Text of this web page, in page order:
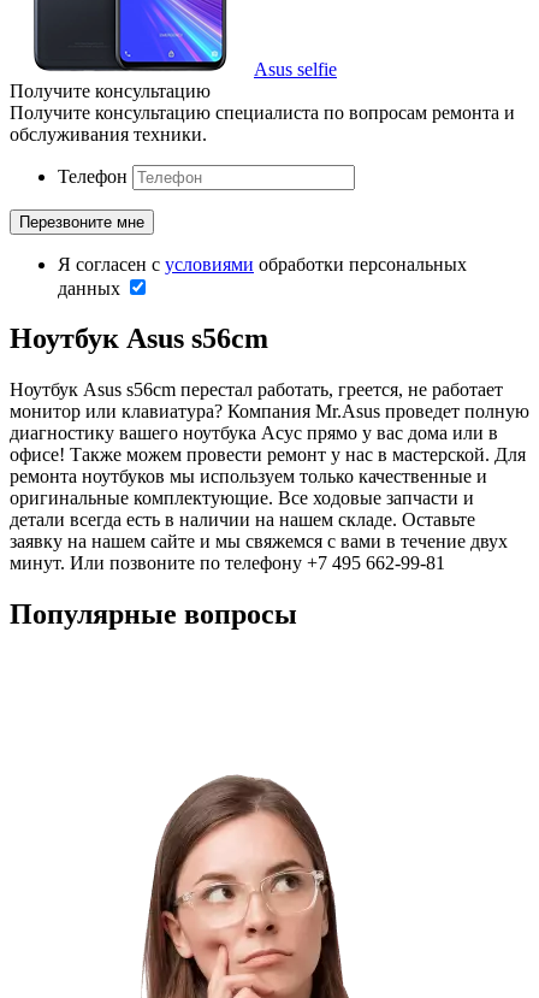
Asus selfie
Получите консультацию
Получите консультацию специалиста по вопросам ремонта и
обслуживания техники.
Телефон
Я согласен с условиями обработки персональных
данных
Ноутбук Asus s56cm
Ноутбук Asus s56cm перестал работать, греется, не работает
монитор или клавиатура? Компания Mr.Asus проведет полную
диагностику вашего ноутбука Асус прямо у вас дома или в
офисе! Также можем провести ремонт у нас в мастерской. Для
ремонта ноутбуков мы используем только качественные и
оригинальные комплектующие. Все ходовые запчасти и
детали всегда есть в наличии на нашем складе. Оставьте
заявку на нашем сайте и мы свяжемся с вами в течение двух
минут. Или позвоните по телефону +7 495 662-99-81
Популярные вопросы